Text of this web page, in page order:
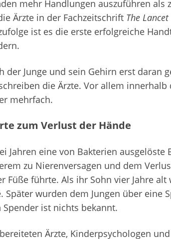
mehr Handlungen auszuführen als
Ärzte in der Fachzeitschrift The
ist es die erste erfolgreiche
der Junge und sein Gehirn erst daran
die Ärzte. Vor allem innerhalb
mehrfach.
zum Verlust der Hände
Jahren eine von Bakterien ausgelöste
zu Nierenversagen und dem
Füße führte. Als ihr Sohn vier Jahre alt
wurden dem Jungen über eine
Spender ist nichts bekannt.
Ärzte, Kinderpsychologen